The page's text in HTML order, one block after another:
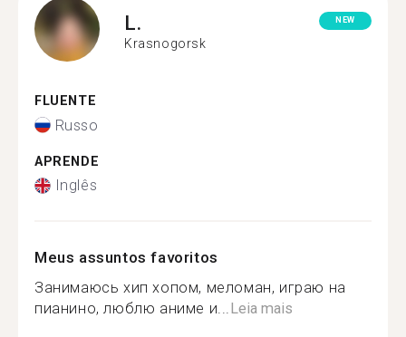
L.
Krasnogorsk
NEW
FLUENTE
Russo
APRENDE
Inglês
Meus assuntos favoritos
Занимаюсь хип хопом, меломан, играю на
пианино, люблю аниме и...Leia mais